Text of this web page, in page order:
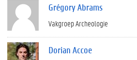
Grégory Abrams
Vakgroep Archeologie
Dorian Accoe